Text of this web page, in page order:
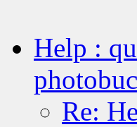
Help :
Re: